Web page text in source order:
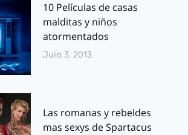
10 Películas de casas
malditas y niños
atormentados
Julio 3, 2013
Las romanas y rebeldes
mas sexys de Spartacus